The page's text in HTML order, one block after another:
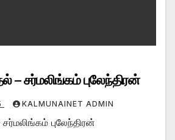
– சர்மலிங்கம் புலேந்திரன்
KALMUNAINET ADMIN
புலேந்திரன்